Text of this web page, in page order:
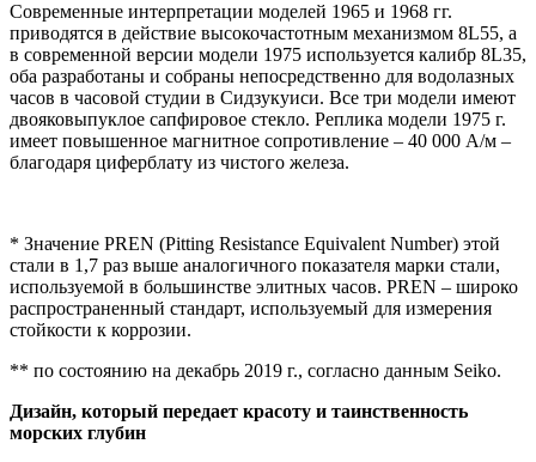
Современные интерпретации моделей 1965 и 1968 гг.
приводятся в действие высокочастотным механизмом 8L55, а
в современной версии модели 1975 используется калибр 8L35,
оба разработаны и собраны непосредственно для водолазных
часов в часовой студии в Сидзукуиси. Все три модели имеют
двояковыпуклое сапфировое стекло. Реплика модели 1975 г.
имеет повышенное магнитное сопротивление – 40 000 А/м –
благодаря циферблату из чистого железа.
* Значение PREN (Pitting Resistance Equivalent Number) этой
стали в 1,7 раз выше аналогичного показателя марки стали,
используемой в большинстве элитных часов. PREN – широко
распространенный стандарт, используемый для измерения
стойкости к коррозии.
** по состоянию на декабрь 2019 г., согласно данным Seiko.
Дизайн, который передает красоту и таинственность
морских глубин